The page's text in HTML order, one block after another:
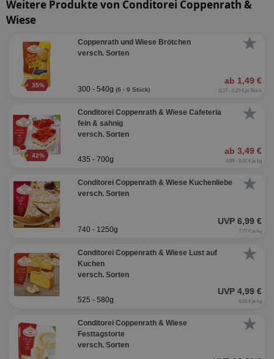
Weitere Produkte von Conditorei Coppenrath &
Wiese
★
35%
Coppenrath und Wiese Brötchen
versch. Sorten
ab 1,49 €
300 - 540g (6 - 9 Stück) 0,17 - 0,25 € je Stück
★
42%
Conditorei Coppenrath & Wiese Cafeteria
fein & sahnig
versch. Sorten
ab 3,49 €
435 - 700g 4,99 - 8,02 € je kg
★
Conditorei Coppenrath & Wiese Kuchenliebe
versch. Sorten
UVP 6,99 €
740 - 1250g 7,77 € je kg
★
Conditorei Coppenrath & Wiese Lust auf
Kuchen
versch. Sorten
UVP 4,99 €
525 - 580g 8,60 € je kg
★
Conditorei Coppenrath & Wiese
Festtagstorte
versch. Sorten